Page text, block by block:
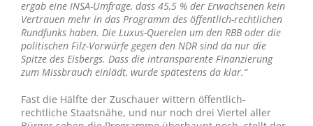
ergab eine INSA-Umfrage, dass 45,5 % der Erwachsenen kein
Vertrauen mehr in das Programm des öffentlich-rechtlichen
Rundfunks haben. Die Luxus-Querelen um den RBB oder die
politischen Filz-Vorwürfe gegen den NDR sind da nur die
Spitze des Eisbergs. Dass die intransparente Finanzierung
zum Missbrauch einlädt, wurde spätestens da klar.“
Fast die Hälfte der Zuschauer wittern öffentlich-
rechtliche Staatsnähe, und nur noch drei Viertel aller